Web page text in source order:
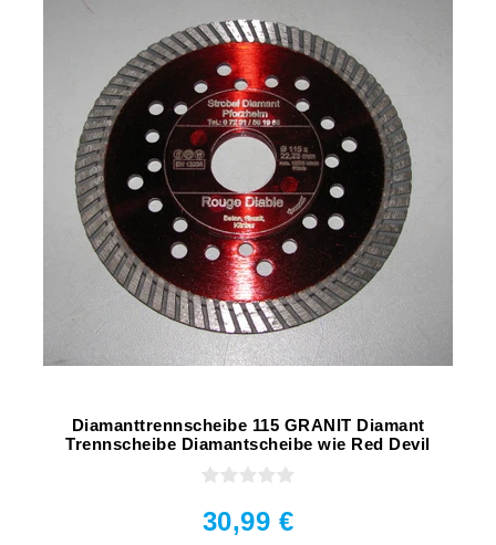
Diamanttrennscheibe 115 GRANIT Diamant
Trennscheibe Diamantscheibe wie Red Devil
30,99 €